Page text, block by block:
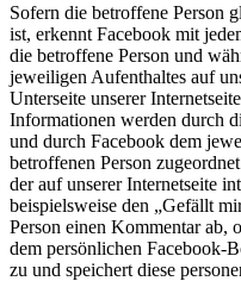
Sofern die betroffene Person
ist, erkennt Facebook mit
die betroffene Person und
jeweiligen Aufenthaltes auf
Unterseite unserer
Informationen werden durch
und durch Facebook dem
betroffenen Person
der auf unserer Internetseite
beispielsweise den „Gefällt
Person einen Kommentar ab,
dem persönlichen Facebook-
zu und speichert diese